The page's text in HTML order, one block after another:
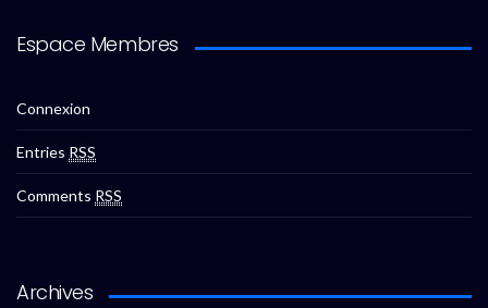
Espace Membres
Connexion
Entries RSS
Comments RSS
Archives